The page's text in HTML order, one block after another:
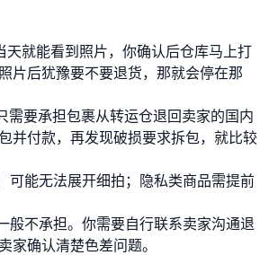
就能看到照片，你确认后仓库马上打
片后犹豫要不要退货，那就会停在那
需要承担包裹从转运仓退回卖家的国内
并付款，再发现破损要求拆包，就比较
可能无法展开细拍；隐私类商品需提前
般不承担。你需要自行联系卖家沟通退
确认清楚色差问题。